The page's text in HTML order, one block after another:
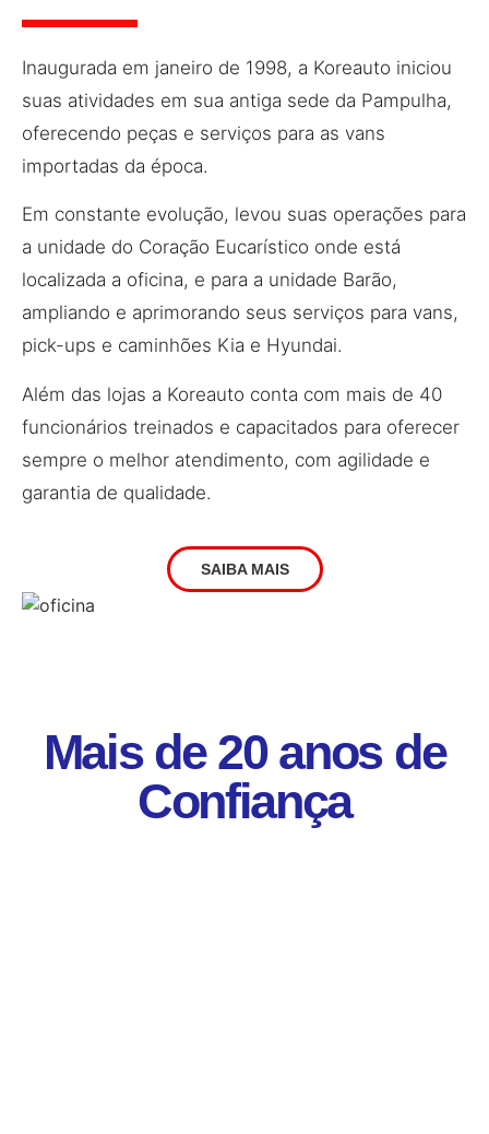
Inaugurada em janeiro de 1998, a Koreauto iniciou
suas atividades em sua antiga sede da Pampulha,
oferecendo peças e serviços para as vans
importadas da época.
Em constante evolução, levou suas operações para
a unidade do Coração Eucarístico onde está
localizada a oficina, e para a unidade Barão,
ampliando e aprimorando seus serviços para vans,
pick-ups e caminhões Kia e Hyundai.
Além das lojas a Koreauto conta com mais de 40
funcionários treinados e capacitados para oferecer
sempre o melhor atendimento, com agilidade e
garantia de qualidade.
SAIBA MAIS
Mais de 20 anos de
Confiança